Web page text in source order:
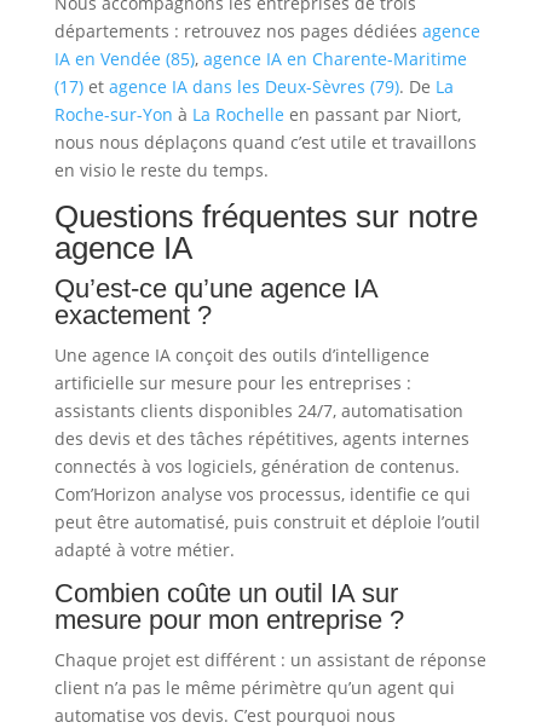
départements : retrouvez nos pages dédiées agence
IA en Vendée (85), agence IA en Charente-Maritime
(17)et agence IA dans les Deux-Sèvres (79). De La
Roche-sur-Yon à La Rochelle en passant par Niort,
nous nous déplaçons quand c’est utile et travaillons
en visio le reste du temps.
Questions fréquentes sur notre
agence IA
Qu’est-ce qu’une agence IA
exactement ?
Une agence IA conçoit des outils d’intelligence
artificielle sur mesure pour les entreprises :
assistants clients disponibles 24/7, automatisation
des devis et des tâches répétitives, agents internes
connectés à vos logiciels, génération de contenus.
Com’Horizon analyse vos processus, identifie ce qui
peut être automatisé, puis construit et déploie l’outil
adapté à votre métier.
Combien coûte un outil IA sur
mesure pour mon entreprise ?
Chaque projet est différent : un assistant de réponse
client n’a pas le même périmètre qu’un agent qui
automatise vos devis. C’est pourquoi nous